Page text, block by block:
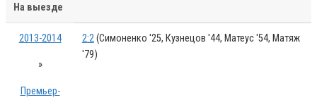
На выезде
2013-2014
»
Премьер-
2:2(Симоненко '25, Кузнецов '44, Матеус '54, Матяж
'79)